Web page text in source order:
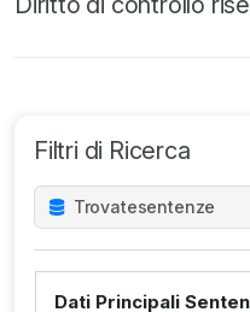
Filtri di Ricerca
Trovatesentenze
Dati Principali